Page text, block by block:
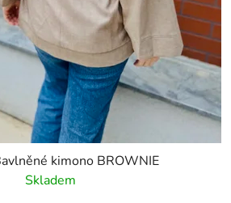
kimono BROWNIE
Skladem